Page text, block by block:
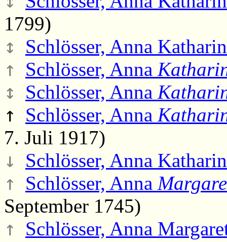
1799)
↕ Schlösser, Anna
↑ Schlösser, Anna
↕ Schlösser, Anna
↑ Schlösser, Anna
7. Juli 1917)
↓ Schlösser, Anna
↑ Schlösser, Anna
September 1745)
↑ Schlösser, Anna